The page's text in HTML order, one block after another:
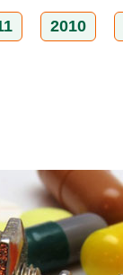
2010